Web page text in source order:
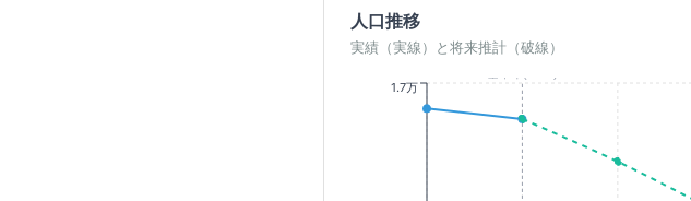
人口推移
実績（実線）と将来推計（破線）
1.7万